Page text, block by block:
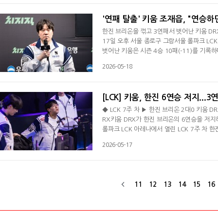
'연패 탈출' 키움 조재읍, "연승하
한진 브리온을 꺾고 3연패서 벗어난 키움
17일 오후 서울 종로구 그랑서울 롤파크
벗어난 키움은 시즌 4승 10패(-11)를 기록
그 기세를 빼앗아서 기분 좋다"며 한진의 6
2026-05-18
[LCK] 키움, 한진 6연승 저지...3
◆ LCK 7주 차 ▶ 한진 브리온 2대0 키움
RX키움 DRX가 한진 브리온의 6연승을 저
롤파크 LCK 아레나에서 열린 LCK 7주 차
6승 8패(-1)를 기록하며 서부 조 입성에 실
2026-05-17
11 12 13 14 15 16